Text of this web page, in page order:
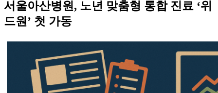
서울아산병원, 노년 맞춤형 통합 진료 ‘위
드원’ 첫 가동